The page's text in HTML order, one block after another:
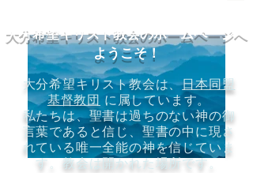
大分希望キリスト教会は、日本同盟
基督教団 に属しています。
私たちは、聖書は過ちのない神の御
言葉であると信じ、聖書の中に現さ
れている唯一全能の神を信じていま
す。教会は開かれた場所です。
​大分希望キリスト教会のホームページへ
ようこそ！